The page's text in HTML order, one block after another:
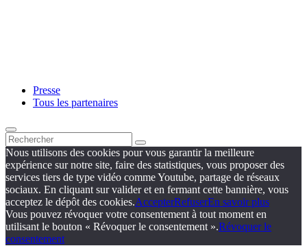
Presse
Tous les partenaires
Nous utilisons des cookies pour vous garantir la meilleure
expérience sur notre site, faire des statistiques, vous proposer des
services tiers de type vidéo comme Youtube, partage de réseaux
sociaux. En cliquant sur valider et en fermant cette bannière, vous
acceptez le dépôt des cookies.AccepterRefuserEn savoir plus
Vous pouvez révoquer votre consentement à tout moment en
utilisant le bouton « Révoquer le consentement ».Révoquer le
consentement